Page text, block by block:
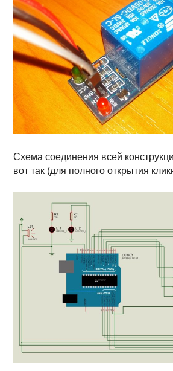
Схема соединения всей
вот так (для полного открытия